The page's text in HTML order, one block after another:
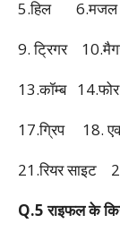
5.हिल
9. ट्रिगर
13.कॉम्ब
17.ग्रिप 18.
21.रियर साइट
Q.5 राइफल के